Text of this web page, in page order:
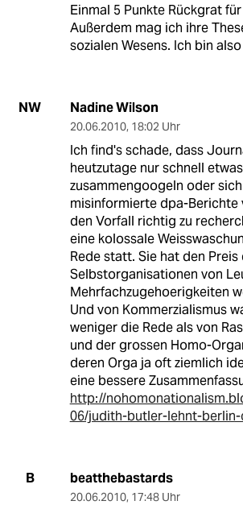
Einmal 5 Punkte Rückgrat
Außerdem mag ich ihre
sozialen Wesens. Ich bin
NW Nadine Wilson
20.06.2010, 18:02 Uhr
Ich find's schade, dass
heutzutage nur schnell etwas
zusammengoogeln oder
misinformierte dpa-Berichte
den Vorfall richtig zu
eine kolossale
Rede statt. Sie hat den
Selbstorganisationen von
Mehrfachzugehoerigkeiten
Und von Kommerzialismus
weniger die Rede als von
und der grossen Homo-
deren Orga ja oft ziemlich
eine bessere
http://
06/judith-butler-lehnt-
B beatthebastards
20.06.2010, 17:48 Uhr